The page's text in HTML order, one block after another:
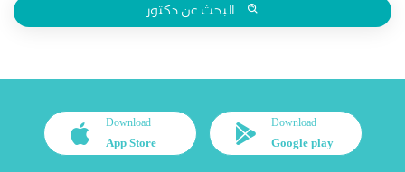
البحث عن دكتور
Download
Google play
Download
App Store